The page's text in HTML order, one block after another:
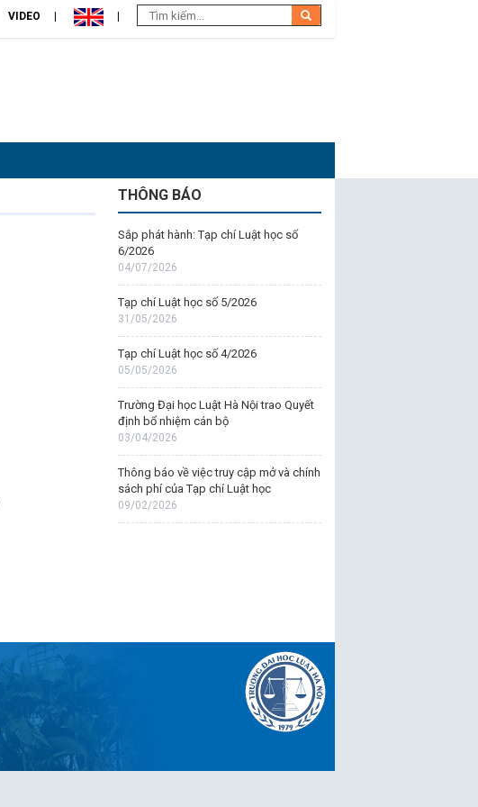
VIDEO
THÔNG BÁO
Sắp phát hành: Tạp chí Luật học số
6/2026
04/07/2026
Tạp chí Luật học số 5/2026
31/05/2026
Tạp chí Luật học số 4/2026
05/05/2026
Trường Đại học Luật Hà Nội trao Quyết
định bổ nhiệm cán bộ
03/04/2026
Thông báo về việc truy cập mở và chính
sách phí của Tạp chí Luật học
09/02/2026